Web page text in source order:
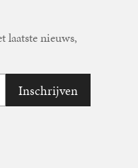
laatste nieuws,
Inschrijven